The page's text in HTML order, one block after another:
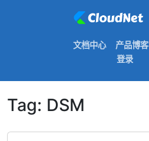
文档中心 产品博客
登录
Tag: DSM